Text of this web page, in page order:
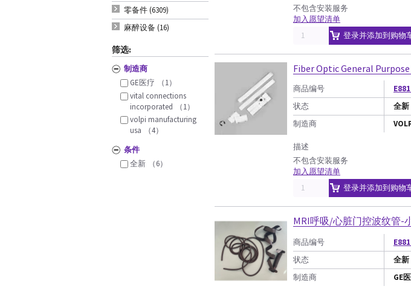
零备件 (6309)
麻醉设备 (16)
筛选:
制造商
GE医疗
（1）
vital connections
incorporated
（1）
volpi manufacturing
usa
（4）
条件
全新
（6）
不包含安装服务
加入愿望清单
登录并添加到购物
Fiber Optic General
商品编号
状态
全新
制造商
描述
不包含安装服务
加入愿望清单
登录并添加到购物
MRI呼吸/心脏门控波纹管-
商品编号
状态
全新
制造商
GE